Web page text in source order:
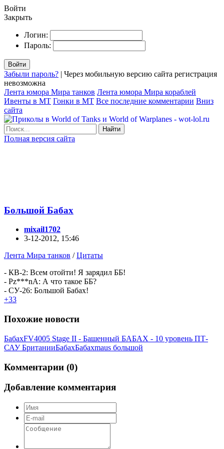
Войти
Закрыть
Логин:
Пароль:
Войти
Забыли пароль? | Через мобильную версию сайта регистрация
невозможна
Лента юмора Мира танков Лента юмора Мира кораблей
Ивенты в МТ Гонки в МТ Все последние комментарии Вниз
сайта
Найти
Полная версия сайта
Большой Бабах
mixail1702
3-12-2012, 15:46
Лента Мира танков /Цитаты
- КВ-2: Всем отойти! Я зарядил ББ!
- Pz***nA: А что такое ББ?
- СУ-26: Большой Бабах!
+33
Похожие новости
БабахFV4005 Stage II - Башенный БАБАХ - 10 уровень ПТ-
САУ БританииБабахБабахmaus большой
Комментарии (0)
Добавление комментария